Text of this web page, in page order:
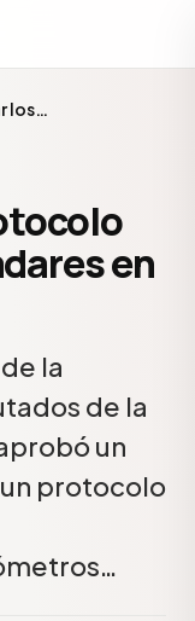
los…
en
la
de la
un
protocolo